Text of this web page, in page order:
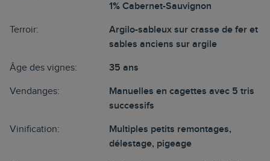
1% Cabernet-Sauvignon
Terroir:
Argilo-sableux sur crasse de fer et
sables anciens sur argile
Âge des vignes: 35 ans
Vendanges:
Manuelles en cagettes avec 5 tris
successifs
Vinification:
Multiples petits remontages,
délestage, pigeage